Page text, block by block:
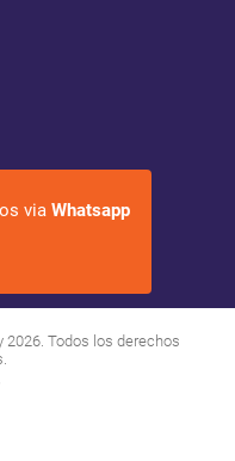
via Whatsapp
2026. Todos los derechos